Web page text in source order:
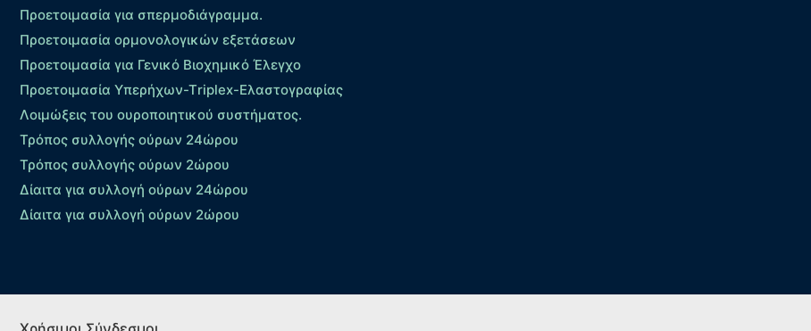
Προετοιμασία για σπερμοδιάγραμμα.
Προετοιμασία ορμονολογικών εξετάσεων
Προετοιμασία για Γενικό Βιοχημικό Έλεγχο
Προετοιμασία Υπερήχων-Τriplex-Ελαστογραφίας
Λοιμώξεις του ουροποιητικού συστήματος.
Τρόπος συλλογής ούρων 24ώρου
Τρόπος συλλογής ούρων 2ώρου
Δίαιτα για συλλογή ούρων 24ώρου
Δίαιτα για συλλογή ούρων 2ώρου